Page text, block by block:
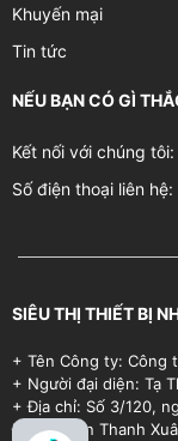
Khuyến mại
Tin tức
NẾU BẠN CÓ GÌ
Kết nối với chúng tôi:
Số điện thoại liên hệ:
SIÊU THỊ THIẾT BỊ
+ Tên Công ty: Công
+ Người đại diện: Tạ
+ Địa chỉ: Số 3/120,
Đình, Quận Thanh